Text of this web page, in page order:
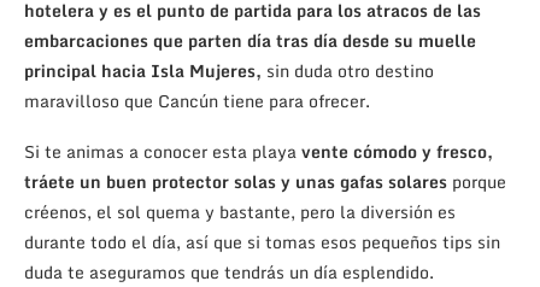
hotelera y es el punto de partida para los atracos de las
embarcaciones que parten día tras día desde su muelle
principal hacia Isla Mujeres, sin duda otro destino
maravilloso que Cancún tiene para ofrecer.
Si te animas a conocer esta playavente cómodo y fresco,
tráete un buen protector solas y unas gafas solares porque
créenos, el sol quema y bastante, pero la diversión es
durante todo el día, así que si tomas esos pequeños tips sin
duda te aseguramos que tendrás un día esplendido.